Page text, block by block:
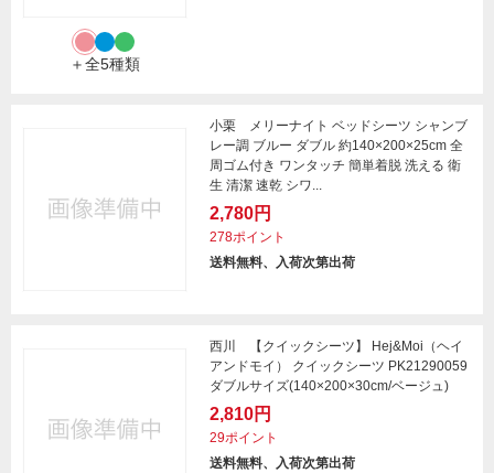
＋全5種類
小栗 メリーナイト ベッドシーツ シャンブ
レー調 ブルー ダブル 約140×200×25cm 全
周ゴム付き ワンタッチ 簡単着脱 洗える 衛
生 清潔 速乾 シワ...
2,780円
278ポイント
送料無料、入荷次第出荷
西川 【クイックシーツ】 Hej&Moi（ヘイ
アンドモイ） クイックシーツ PK21290059
ダブルサイズ(140×200×30cm/ベージュ)
2,810円
29ポイント
送料無料、入荷次第出荷